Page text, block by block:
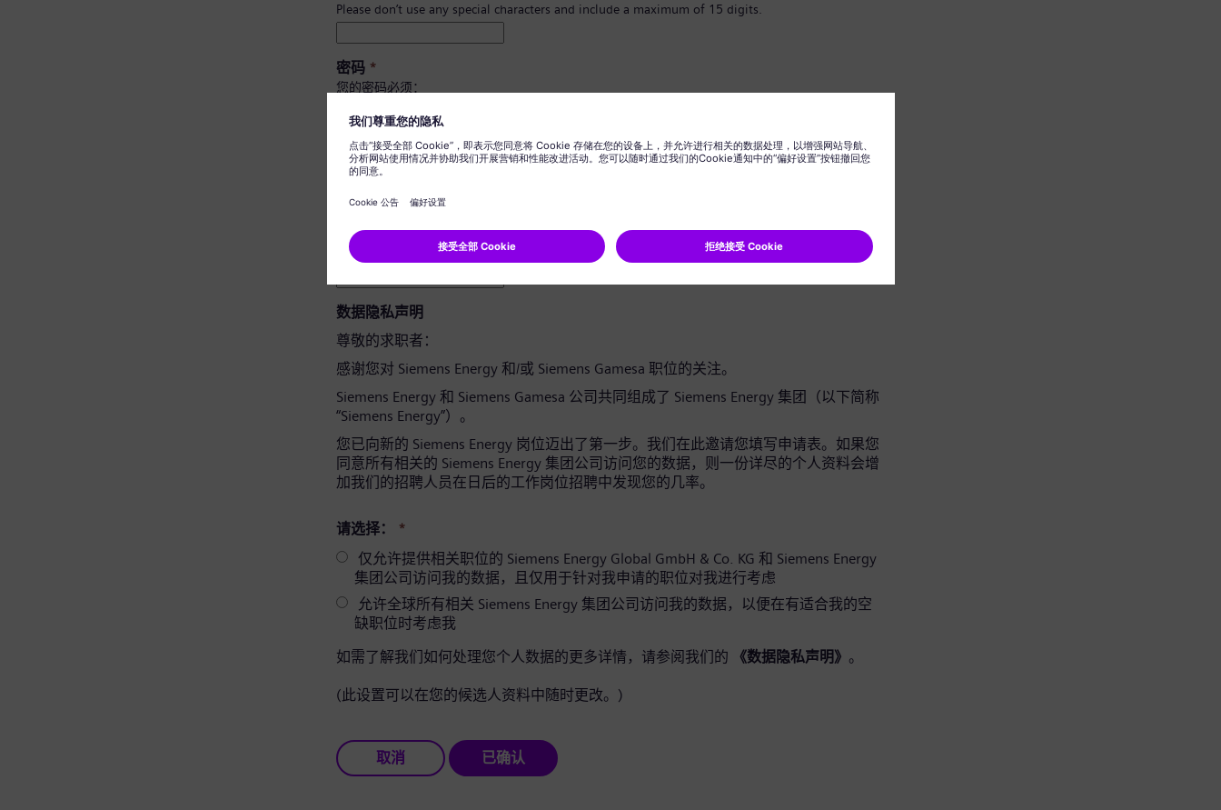
Please don’t use any special characters and include a maximum of 15 digits.
密码 *
您的密码必须：
至少有 8 个字符。
有大小写字母，并且至少有一个数字和一个符号。
不包含您的任何个人信息。
密码确认
数据隐私声明
尊敬的求职者：
感谢您对 Siemens Energy 和/或 Siemens Gamesa 职位的关注。
Siemens Energy 和 Siemens Gamesa 公司共同组成了 Siemens Energy 集团（以下简称
“Siemens Energy”）。
您已向新的 Siemens Energy 岗位迈出了第一步。我们在此邀请您填写申请表。如果您
同意所有相关的 Siemens Energy 集团公司访问您的数据，则一份详尽的个人资料会增
加我们的招聘人员在日后的工作岗位招聘中发现您的几率。
请选择：
*
仅允许提供相关职位的 Siemens Energy Global GmbH & Co. KG 和 Siemens Energy
集团公司访问我的数据，且仅用于针对我申请的职位对我进行考虑
允许全球所有相关 Siemens Energy 集团公司访问我的数据，以便在有适合我的空
缺职位时考虑我
如需了解我们如何处理您个人数据的更多详情，请参阅我们的
《数据隐私声明》 。
(此设置可以在您的候选人资料中随时更改。)
取消 已确认